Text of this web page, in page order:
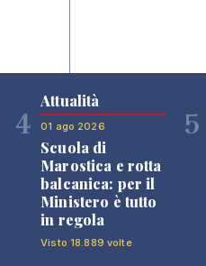
4
Attualità
01 ago 2026
Scuola di
Marostica e rotta
balcanica: per il
Ministero è tutto
in regola
Visto 18.889 volte
5